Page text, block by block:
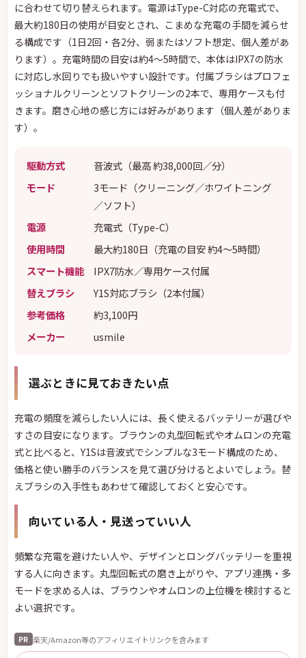
に合わせて切り替えられます。電源はType-C対応の充電式で、
最大約180日の使用が目安とされ、こまめな充電の手間を減らせ
る構成です（1日2回・各2分、弱またはソフト想定、個人差があ
ります）。充電時間の目安は約4〜5時間で、本体はIPX7の防水
に対応し水回りでも扱いやすい設計です。付属ブラシはプロフェ
ッショナルクリーンとソフトクリーンの2本で、専用ケースも付
きます。磨き心地の感じ方には好みがあります（個人差がありま
す）。
駆動方式
音波式（最高 約38,000回／分）
モード
3モード（クリーニング／ホワイトニング
／ソフト）
電源
充電式（Type-C）
使用時間
最大約180日（充電の目安 約4〜5時間）
スマート機能
IPX7防水／専用ケース付属
替えブラシ
Y1S対応ブラシ（2本付属）
参考価格
約3,100円
メーカー
usmile
選ぶときに見ておきたい点
充電の頻度を減らしたい人には、長く使えるバッテリーが選びや
すさの目安になります。ブラウンの丸型回転式やオムロンの充電
式と比べると、Y1Sは音波式でシンプルな3モード構成のため、
価格と使い勝手のバランスを見て選び分けるとよいでしょう。替
えブラシの入手性もあわせて確認しておくと安心です。
向いている人・見送っていい人
頻繁な充電を避けたい人や、デザインとロングバッテリーを重視
する人に向きます。丸型回転式の磨き上がりや、アプリ連携・多
モードを求める人は、ブラウンやオムロンの上位機を検討すると
よい選択です。
PR 楽天/Amazon等のアフィリエイトリンクを含みます